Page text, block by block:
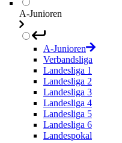
A-Junioren
A-Junioren
Verbandsliga
Landesliga 1
Landesliga 2
Landesliga 3
Landesliga 4
Landesliga 5
Landesliga 6
Landespokal